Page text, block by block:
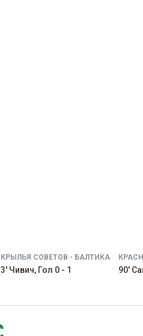
КРЫЛЬЯ СОВЕТОВ - БАЛТИКА
3' Чивич, Гол 0 - 1 90'